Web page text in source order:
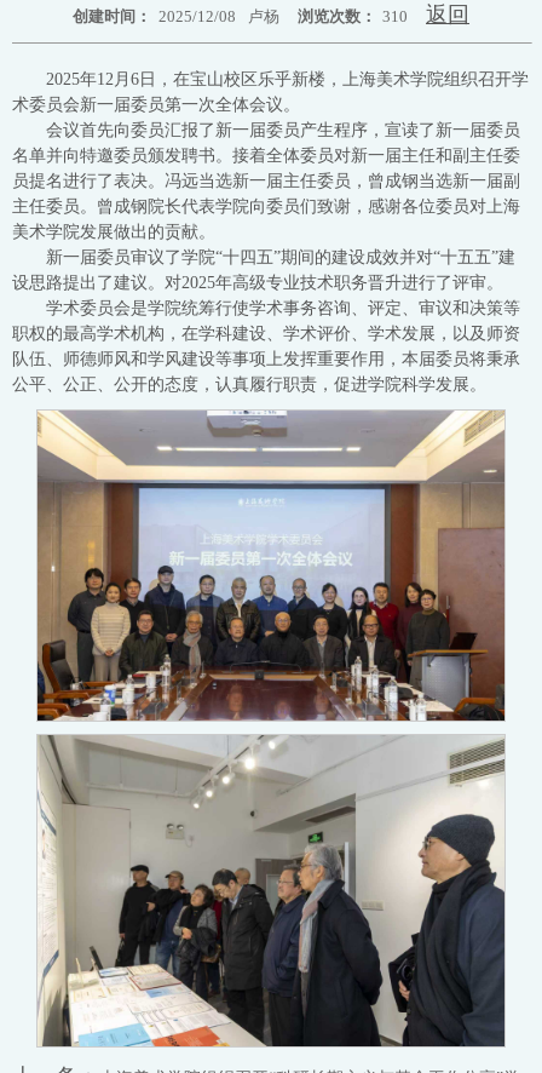
创建时间： 2025/12/08 卢杨 浏览次数： 310 返回
2025年12月6日，在宝山校区乐乎新楼，上海美术学院组织召开学
术委员会新一届委员第一次全体会议。
会议首先向委员汇报了新一届委员产生程序，宣读了新一届委员
名单并向特邀委员颁发聘书。接着全体委员对新一届主任和副主任委
员提名进行了表决。冯远当选新一届主任委员，曾成钢当选新一届副
主任委员。曾成钢院长代表学院向委员们致谢，感谢各位委员对上海
美术学院发展做出的贡献。
新一届委员审议了学院“十四五”期间的建设成效并对“十五五”建
设思路提出了建议。对2025年高级专业技术职务晋升进行了评审。
学术委员会是学院统筹行使学术事务咨询、评定、审议和决策等
职权的最高学术机构，在学科建设、学术评价、学术发展，以及师资
队伍、师德师风和学风建设等事项上发挥重要作用，本届委员将秉承
公平、公正、公开的态度，认真履行职责，促进学院科学发展。